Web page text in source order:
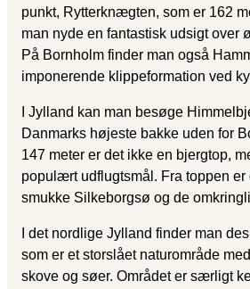
punkt, Rytterknægten, som er 162
man nyde en fantastisk udsigt over
På Bornholm finder man også
imponerende klippeformation ved
I Jylland kan man besøge
Danmarks højeste bakke uden for
147 meter er det ikke en bjergtop,
populært udflugtsmål. Fra toppen er
smukke Silkeborgsø og de
I det nordlige Jylland finder man
som er et storslået naturområde
skove og søer. Området er særligt